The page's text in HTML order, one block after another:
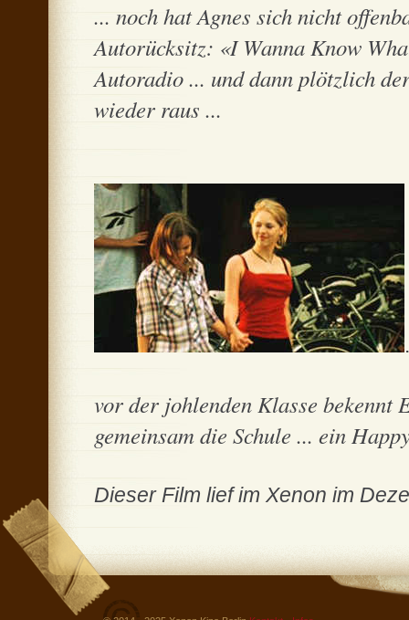
... noch hat Agnes sich nicht
Autorücksitz: «I Wanna Know
Autoradio ... und dann plötzlich
wieder raus ...
vor der johlenden Klasse bekennt
gemeinsam die Schule ... ein
Dieser Film lief im Xenon im